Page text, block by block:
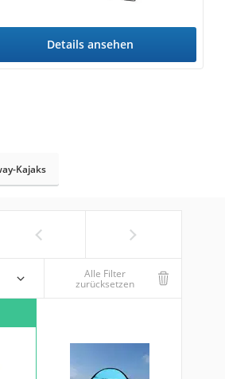
Details ansehen
Kajaks
Alle Filter
zurücksetzen